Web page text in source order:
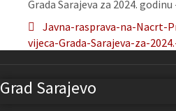
Grada Sarajeva za 2024. godinu
Javna-rasprava-na-Nacrt-
vijeca-Grada-Sarajeva-za-
Grad Sarajevo